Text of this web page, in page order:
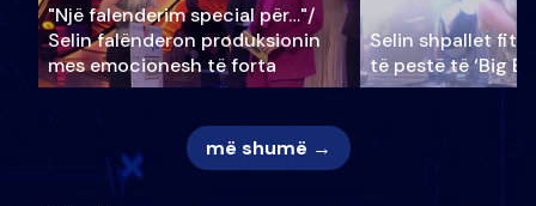
"Një falenderim special për…"/
Selin falënderon produksionin
mes emocionesh të forta
Selin shpallet
të pestë të ‘Big
më shumë →